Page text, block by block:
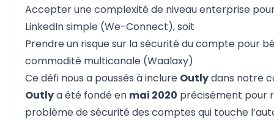
Accepter une complexité de niveau enterprise
LinkedIn simple (We-Connect), soit
Prendre un risque sur la sécurité du compte pour
commodité multicanale (Waalaxy)
Ce défi nous a poussés à inclure Outlydans notre
Outlya été fondé en mai 2020 précisément pour
problème de sécurité des comptes qui touche